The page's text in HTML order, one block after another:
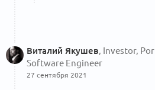
Виталий Якушев, Investor,
Software Engineer
27 сентября 2021